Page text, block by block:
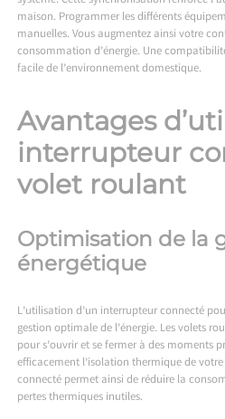
maison. Programmer les différents
manuelles. Vous augmentez ainsi votre
consommation d’énergie. Une
facile de l’environnement domestique.
Avantages
interrupteur
volet roulant
Optimisation de la
énergétique
L’utilisation d’un interrupteur connecté
gestion optimale de l’énergie. Les volets
pour s’ouvrir et se fermer à des moments
efficacement l’isolation thermique de
connecté permet ainsi de réduire la
pertes thermiques inutiles.